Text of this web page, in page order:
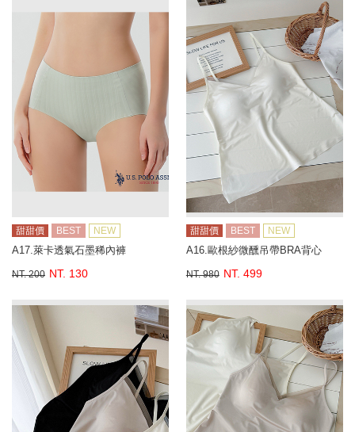
甜甜價 BEST NEW
A17.萊卡透氣石墨稀內褲
NT. 200 NT. 130
甜甜價 BEST NEW
A16.歐根紗微醺吊帶BRA背心
NT. 980 NT. 499